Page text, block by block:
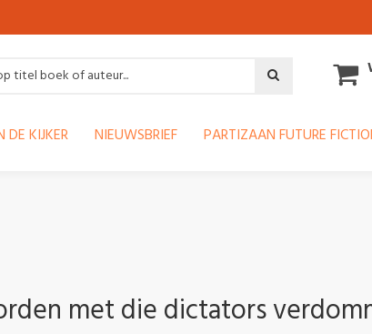
DE KIJKER NIEUWSBRIEF PARTIZAAN FUTURE
met die dictators